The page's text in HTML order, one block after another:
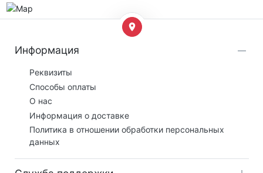
Информация
Реквизиты
Способы оплаты
О нас
Информация о доставке
Политика в отношении обработки персональных
данных